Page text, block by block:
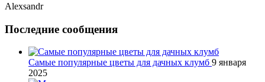
Alexsandr
Последние сообщения
Самые популярные цветы для дачных клумб 9 января
2025